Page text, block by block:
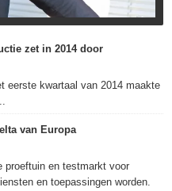
zet in 2014 door
eerste kwartaal van 2014 maakte
van Europa
proeftuin en testmarkt voor
en toepassingen worden.